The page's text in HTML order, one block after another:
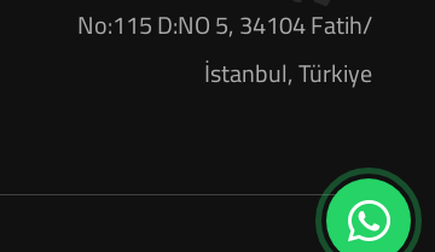
No:115 D:NO 5, 34104 Fatih/
İstanbul, Türkiye